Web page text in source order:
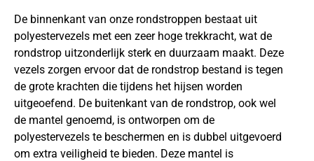
De binnenkant van onze rondstroppen bestaat uit
polyestervezels met een zeer hoge trekkracht, wat de
rondstrop uitzonderlijk sterk en duurzaam maakt. Deze
vezels zorgen ervoor dat de rondstrop bestand is tegen
de grote krachten die tijdens het hijsen worden
uitgeoefend. De buitenkant van de rondstrop, ook wel
de mantel genoemd, is ontworpen om de
polyestervezels te beschermen en is dubbel uitgevoerd
om extra veiligheid te bieden. Deze mantel is